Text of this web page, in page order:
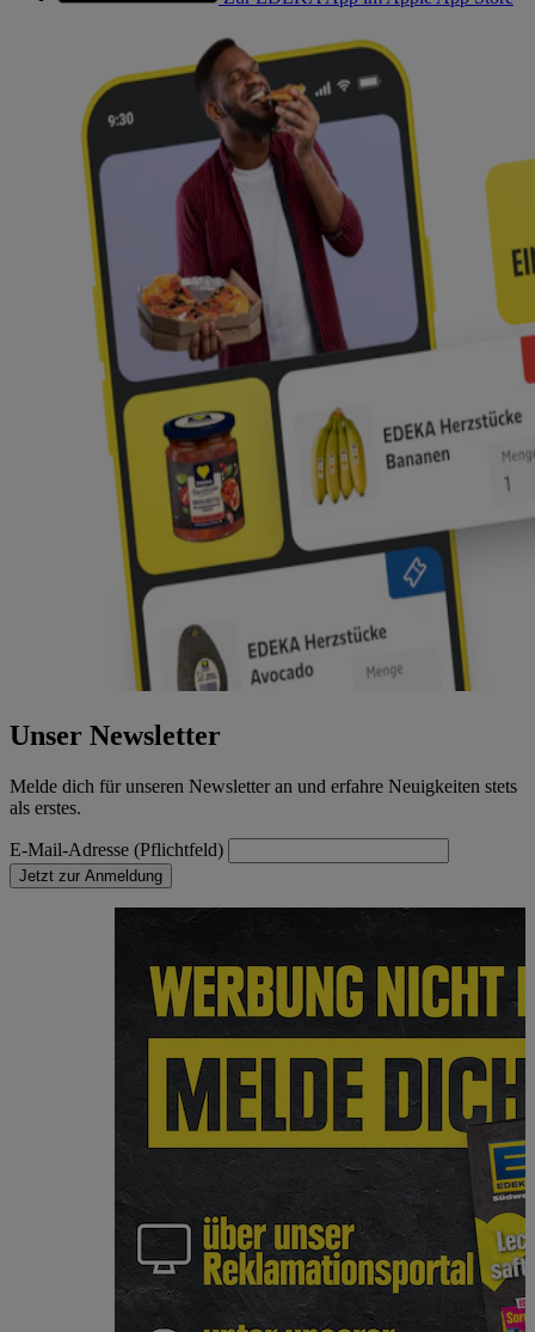
Unser Newsletter
Melde dich für unseren Newsletter an und erfahre Neuigkeiten stets
als erstes.
E-Mail-Adresse (Pflichtfeld)
Jetzt zur Anmeldung